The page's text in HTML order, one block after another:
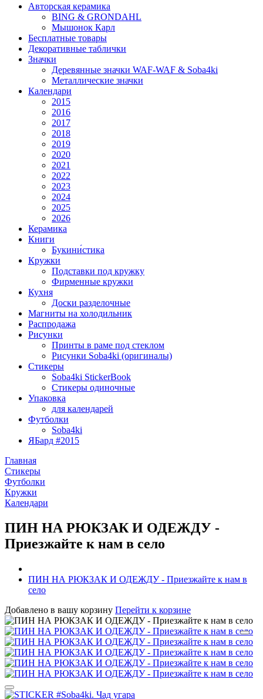
Авторская керамика
BING & GRONDAHL
Мышонок Карл
Бесплатные товары
Декоративные таблички
Значки
Деревянные значки WAF-WAF & Soba4ki
Металлические значки
Календари
2015
2016
2017
2018
2019
2020
2021
2022
2023
2024
2025
2026
Керамика
Книги
Букини́стика
Кружки
Подставки под кружку
Фирменные кружки
Кухня
Доски разделочные
Магниты на холодильник
Распродажа
Рисунки
Принты в раме под стеклом
Рисунки Soba4ki (оригиналы)
Стикеры
Soba4ki StickerBook
Стикеры одиночные
Упаковка
для календарей
Футболки
Soba4ki
ЯБард #2015
Главная
Стикеры
Футболки
Кружки
Календари
ПИН НА РЮКЗАК И ОДЕЖДУ -
Приезжайте к нам в село
ПИН НА РЮКЗАК И ОДЕЖДУ - Приезжайте к нам в
село
Добавлено в вашу корзину Перейти к корзине